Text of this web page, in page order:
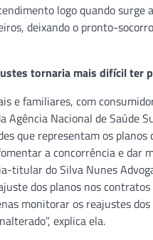
logo quando
deixando o pronto-
tornaria mais difícil ter
e familiares, com
Nacional de Saúde
que representam os
a concorrência e dar
titular do Silva Nunes
dos planos nos
monitorar os reajustes
explica ela.